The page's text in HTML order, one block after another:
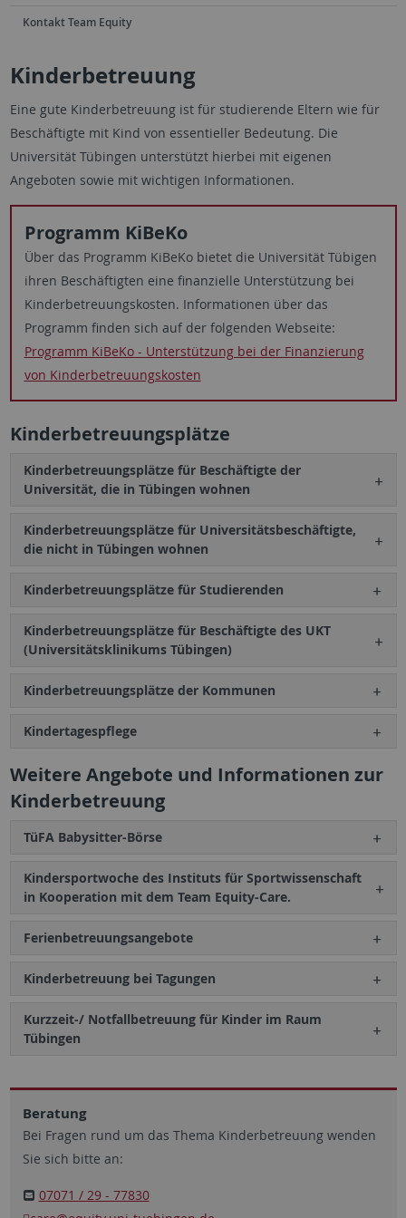
Kontakt Team Equity
Kinderbetreuung
Eine gute Kinderbetreuung ist für studierende Eltern wie für
Beschäftigte mit Kind von essentieller Bedeutung. Die
Universität Tübingen unterstützt hierbei mit eigenen
Angeboten sowie mit wichtigen Informationen.
Programm KiBeKo
Über das Programm KiBeKo bietet die Universität Tübigen
ihren Beschäftigten eine finanzielle Unterstützung bei
Kinderbetreuungskosten. Informationen über das
Programm finden sich auf der folgenden Webseite:
Programm KiBeKo - Unterstützung bei der Finanzierung
von Kinderbetreuungskosten
Kinderbetreuungsplätze
Kinderbetreuungsplätze für Beschäftigte der
Universität, die in Tübingen wohnen
Kinderbetreuungsplätze für Universitätsbeschäftigte,
die nicht in Tübingen wohnen
Kinderbetreuungsplätze für Studierenden
Kinderbetreuungsplätze für Beschäftigte des UKT
(Universitätsklinikums Tübingen)
Kinderbetreuungsplätze der Kommunen
Kindertagespflege
Weitere Angebote und Informationen zur
Kinderbetreuung
TüFA Babysitter-Börse
Kindersportwoche des Instituts für Sportwissenschaft
in Kooperation mit dem Team Equity-Care.
Ferienbetreuungsangebote
Kinderbetreuung bei Tagungen
Kurzzeit-/ Notfallbetreuung für Kinder im Raum
Tübingen
Beratung
Bei Fragen rund um das Thema Kinderbetreuung wenden
Sie sich bitte an:
07071 / 29 - 77830